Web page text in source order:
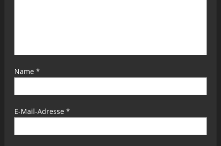
Name *
E-Mail-Adresse *